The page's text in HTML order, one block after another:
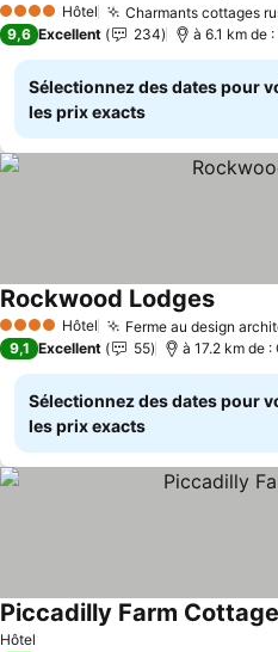
4 Étoiles Hôtel Charmants cottages
9,6 Excellent 234 à 6.1 km de
Sélectionnez des dates pour
les prix exacts
4 Étoiles Hôtel Ferme au design
Rockwood Lodges
9,1 Excellent 55 à 17.2 km de
Sélectionnez des dates pour
les prix exacts
Hôtel
Piccadilly Farm